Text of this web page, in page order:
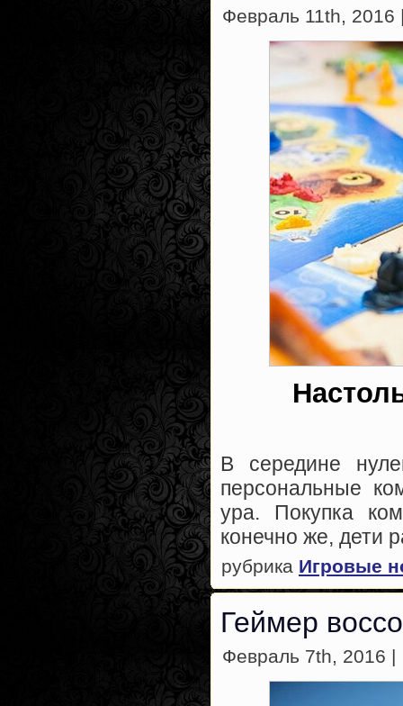
Февраль 11th, 2016
В середине
персональные
ура. Покупка
конечно же, дети
рубрика Игровые
Геймер
Февраль 7th, 2016 |